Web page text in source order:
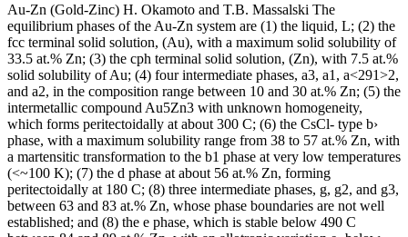
Au-Zn (Gold-Zinc) H. Okamoto and T.B. Massalski The
equilibrium phases of the Au-Zn system are (1) the liquid, L; (2) the
fcc terminal solid solution, (Au), with a maximum solid solubility of
33.5 at.% Zn; (3) the cph terminal solid solution, (Zn), with 7.5 at.%
solid solubility of Au; (4) four intermediate phases, a3, a1, a<291>2,
and a2, in the composition range between 10 and 30 at.% Zn; (5) the
intermetallic compound Au5Zn3 with unknown homogeneity,
which forms peritectoidally at about 300 C; (6) the CsCl- type b›
phase, with a maximum solubility range from 38 to 57 at.% Zn, with
a martensitic transformation to the b1 phase at very low temperatures
(<~100 K); (7) the d phase at about 56 at.% Zn, forming
peritectoidally at 180 C; (8) three intermediate phases, g, g2, and g3,
between 63 and 83 at.% Zn, whose phase boundaries are not well
established; and (8) the e phase, which is stable below 490 C